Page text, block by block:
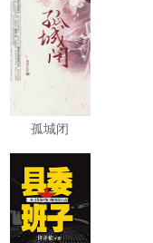
孤城闭